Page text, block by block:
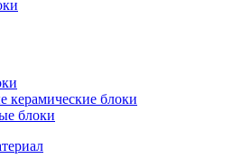
керамические блоки
блоки